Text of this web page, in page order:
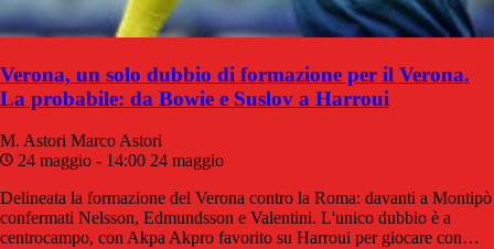
Verona, un solo dubbio di formazione per il Verona.
La probabile: da Bowie e Suslov a Harroui
M. Astori Marco Astori
24 maggio - 14:00 24 maggio
Delineata la formazione del Verona contro la Roma: davanti a Montipò
confermati Nelsson, Edmundsson e Valentini. L'unico dubbio è a
centrocampo, con Akpa Akpro favorito su Harroui per giocare con…